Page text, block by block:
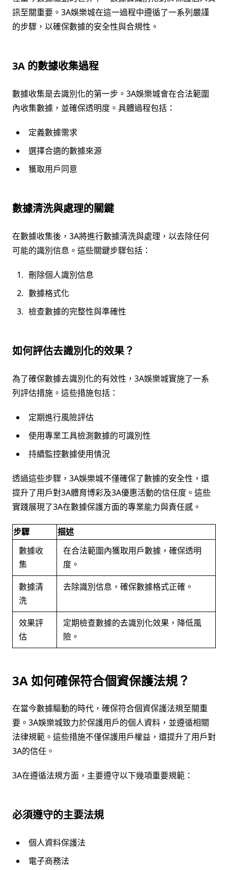
訊至關重要。3A娛樂城在這一過程中遵循了一系列嚴謹
的步驟，以確保數據的安全性與合規性。
3A 的數據收集過程
數據收集是去識別化的第一步。3A娛樂城會在合法範圍
內收集數據，並確保透明度。具體過程包括：
定義數據需求
選擇合適的數據來源
獲取用戶同意
數據清洗與處理的關鍵
在數據收集後，3A將進行數據清洗與處理，以去除任何
可能的識別信息。這些關鍵步驟包括：
刪除個人識別信息
數據格式化
檢查數據的完整性與準確性
如何評估去識別化的效果？
為了確保數據去識別化的有效性，3A娛樂城實施了一系
列評估措施。這些措施包括：
定期進行風險評估
使用專業工具檢測數據的可識別性
持續監控數據使用情況
透過這些步驟，3A娛樂城不僅確保了數據的安全性，還
提升了用戶對3A體育博彩及3A優惠活動的信任度。這些
實踐展現了3A在數據保護方面的專業能力與責任感。
步驟
描述
數據收
集
在合法範圍內獲取用戶數據，確保透明
度。
數據清
洗
去除識別信息，確保數據格式正確。
效果評
估
定期檢查數據的去識別化效果，降低風
險。
3A 如何確保符合個資保護法規？
在當今數據驅動的時代，確保符合個資保護法規至關重
要。3A娛樂城致力於保護用戶的個人資料，並遵循相關
法律規範。這些措施不僅保護用戶權益，還提升了用戶對
3A的信任。
3A在遵循法規方面，主要遵守以下幾項重要規範：
必須遵守的主要法規
個人資料保護法
電子商務法